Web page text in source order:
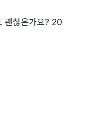
괜찮은가요? 20
요? 21
얼마나 자주 해야 하